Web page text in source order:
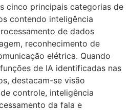
cinco principais categorias de
contendo inteligência
de dados
reconhecimento de
elétrica. Quando
de IA identificadas nas
destacam-se visão
controle, inteligência
da fala e